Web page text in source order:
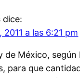
dice:
2011 a las 6:21 pm
de México, según
para que